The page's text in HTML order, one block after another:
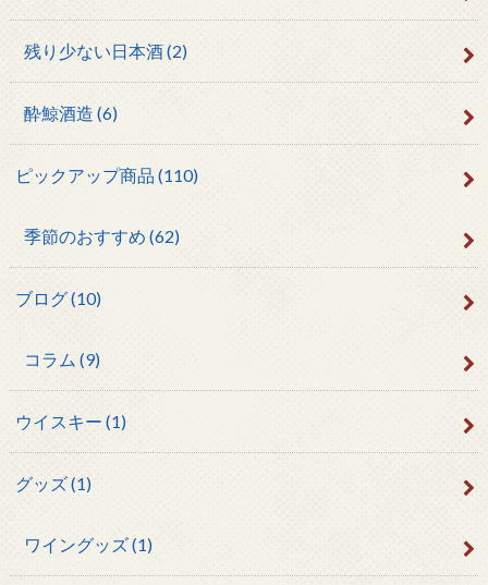
残り少ない日本酒(2)
酔鯨酒造 (6)
ピックアップ商品 (110)
季節のおすすめ (62)
ブログ(10)
コラム (9)
ウイスキー (1)
グッズ(1)
ワイングッズ(1)